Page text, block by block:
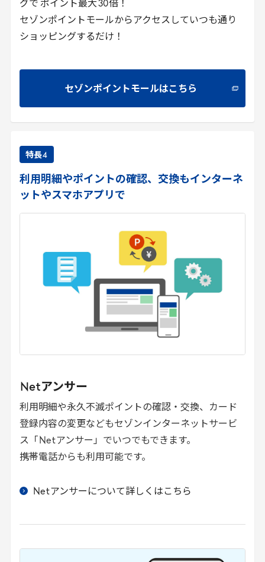
グで ポイント最大30倍！
セゾンポイントモールからアクセスしていつも通り
ショッピングするだけ！
セゾンポイントモールはこちら
特長4
利用明細やポイントの確認、交換もインターネ
ットやスマホアプリで
Netアンサー
利用明細や永久不滅ポイントの確認・交換、カード
登録内容の変更などもセゾンインターネットサービ
ス「 Net アンサー」でいつでもできます。
携帯電話からも利用可能です。
Net アンサーについて詳しくはこちら